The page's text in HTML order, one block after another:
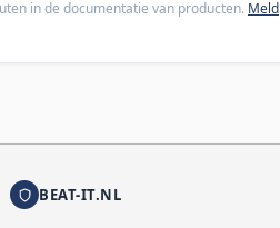
in de documentatie van producten. Meld
BEAT-IT.NL